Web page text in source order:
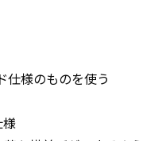
仕様のものを使う
様